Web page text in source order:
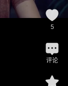
5
评论